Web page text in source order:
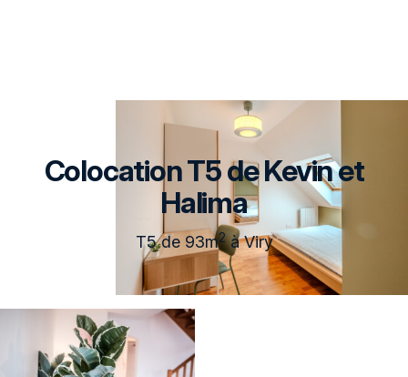
Colocation T5 de Kevin et
Halima
T5 de 93m2à Viry